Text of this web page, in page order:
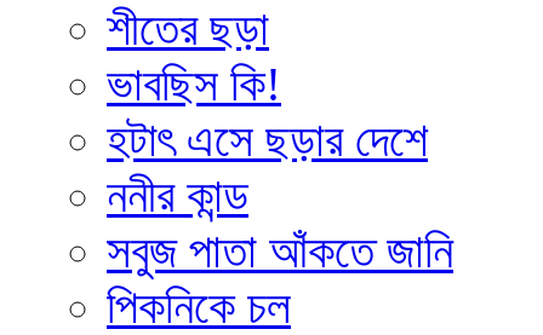
শীতের ছড়া
ভাবছিস কি!
হটাৎ এসে ছড়ার দেশে
ননীর কান্ড
সবুজ পাতা আঁকতে জানি
পিকনিকে চল